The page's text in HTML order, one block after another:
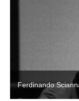
Ferdinando